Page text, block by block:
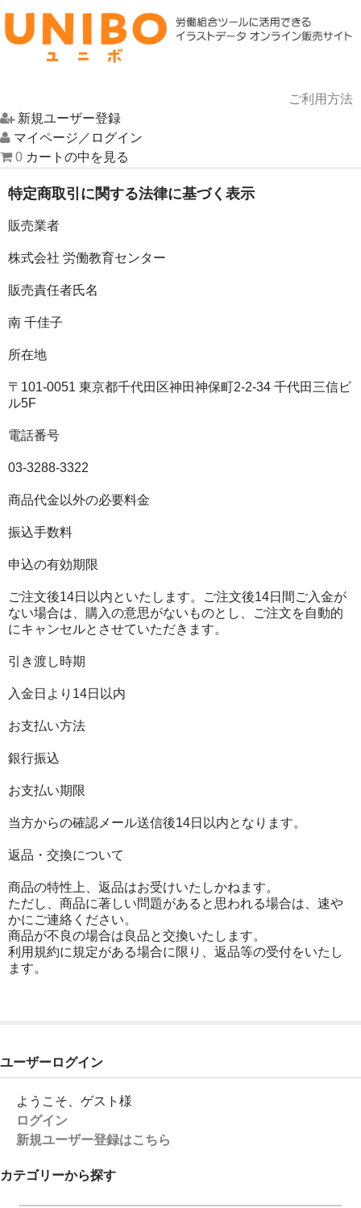
ご利用方法
HOME
新規ユーザー登録
マイページ／ログイン
0 カートの中を見る
特定商取引に関する法律に基づく表示
販売業者
株式会社 労働教育センター
販売責任者氏名
南 千佳子
所在地
〒101-0051 東京都千代田区神田神保町2-2-34 千代田三信ビ
ル5F
電話番号
03-3288-3322
商品代金以外の必要料金
振込手数料
申込の有効期限
ご注文後14日以内といたします。ご注文後14日間ご入金が
ない場合は、購入の意思がないものとし、ご注文を自動的
にキャンセルとさせていただきます。
引き渡し時期
入金日より14日以内
お支払い方法
銀行振込
お支払い期限
当方からの確認メール送信後14日以内となります。
返品・交換について
商品の特性上、返品はお受けいたしかねます。
ただし、商品に著しい問題があると思われる場合は、速や
かにご連絡ください。
商品が不良の場合は良品と交換いたします。
利用規約に規定がある場合に限り、返品等の受付をいたし
ます。
ユーザーログイン
ようこそ、ゲスト様
ログイン
新規ユーザー登録はこちら
カテゴリーから探す